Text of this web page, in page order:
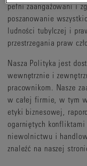
pełni zaangażowani i
poszanowanie
ludności tubylczej i
przestrzegania praw
Nasza Polityka jest
wewnętrznie i
pracownikom. Nasze
w całej firmie, w tym
etyki biznesowej,
ogarniętych
niewolnictwu i
znaleźć na naszej